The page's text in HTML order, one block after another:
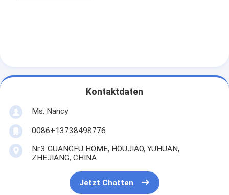
Motorzylinder-Zylinderkopf
Maschine Pleuelstange
Maschinen-Schwinghebel
Automotor-Ventile
Kontaktdaten
Ms. Nancy
0086+13738498776
Nr.3 GUANGFU HOME, HOUJIAO, YUHUAN,
ZHEJIANG, CHINA
Jetzt Chatten